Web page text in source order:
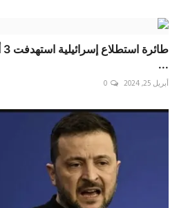
...
أبريل 25, 2024 0